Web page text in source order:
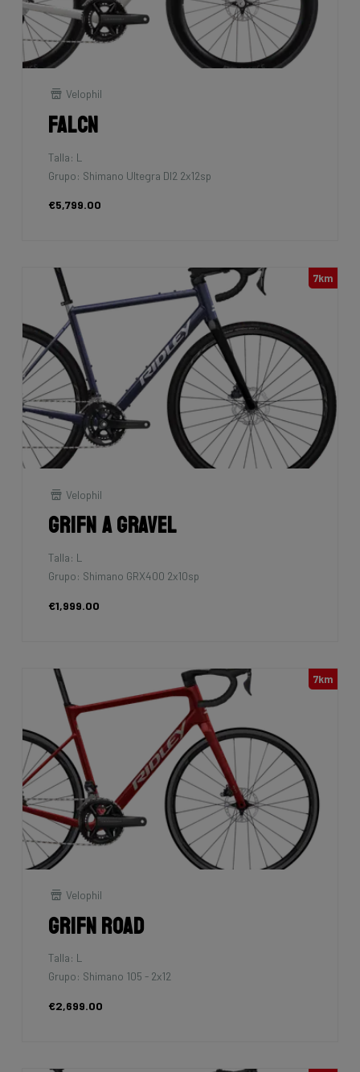
Velophil
Falcn
Talla: L
Grupo: Shimano Ultegra DI2 2x12sp
€5,799.00
7km
Velophil
Grifn A Gravel
Talla: L
Grupo: Shimano GRX400 2x10sp
€1,999.00
7km
Velophil
Grifn Road
Talla: L
Grupo: Shimano 105 - 2x12
€2,699.00